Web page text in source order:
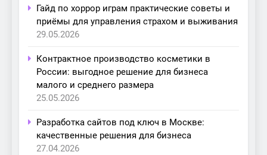
Гайд по хоррор играм практические советы и
приёмы для управления страхом и выживания
29.05.2026
Контрактное производство косметики в
России: выгодное решение для бизнеса
малого и среднего размера
25.05.2026
Разработка сайтов под ключ в Москве:
качественные решения для бизнеса
27.04.2026